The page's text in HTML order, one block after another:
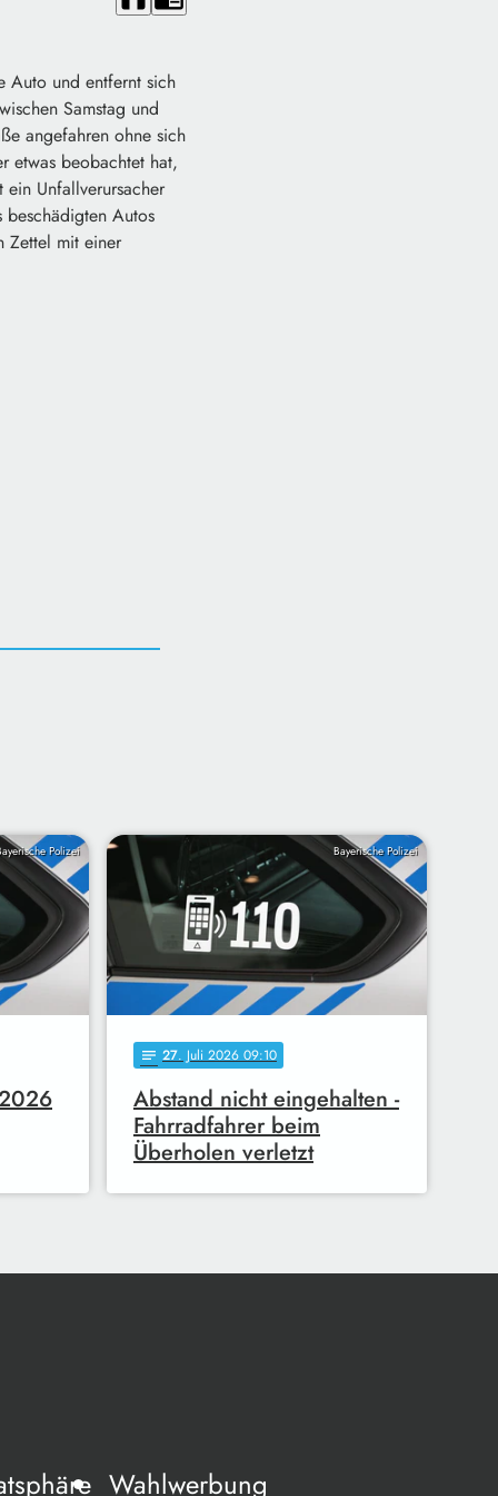
Auto und entfernt sich
Samstag und
angefahren ohne sich
etwas beobachtet hat,
Unfallverursacher
Autos
Zettel mit einer
Polizei Bayerische Polizei
notes 27. Juli 2026 09:10
Abstand nicht eingehalten -
Fahrradfahrer beim
Überholen verletzt
Wahlwerbung